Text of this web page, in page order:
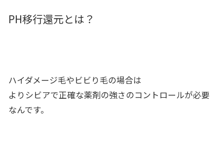
PH移行還元とは？
ハイダメージ毛やビビり毛の場合は
よりシビアで正確な薬剤の強さのコントロールが必要
なんです。